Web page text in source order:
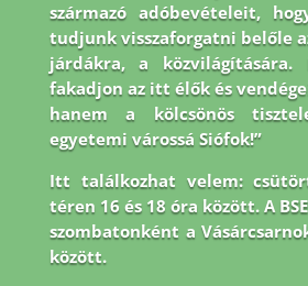
származó adóbevételeit,
tudjunk visszaforgatni belőle
járdákra, a közvilágítására.
fakadjon az itt élők és
hanem a kölcsönös
egyetemi várossá Siófok!”
Itt találkozhat velem:
téren 16 és 18 óra között. A
szombatonként a
között.